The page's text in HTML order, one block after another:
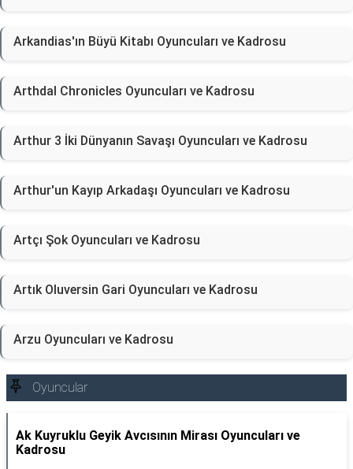
Arkandias'ın Büyü Kitabı Oyuncuları ve Kadrosu
Arthdal Chronicles Oyuncuları ve Kadrosu
Arthur 3 İki Dünyanın Savaşı Oyuncuları ve Kadrosu
Arthur'un Kayıp Arkadaşı Oyuncuları ve Kadrosu
Artçı Şok Oyuncuları ve Kadrosu
Artık Oluversin Gari Oyuncuları ve Kadrosu
Arzu Oyuncuları ve Kadrosu
Oyuncular
Ak Kuyruklu Geyik Avcısının Mirası Oyuncuları ve
Kadrosu